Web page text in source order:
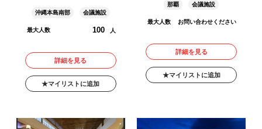
沖縄本島南部 会議施設
最大人数 100 人
詳細を見る
マイリストに追加
那覇 会議施設
最大人数 お問い合わせください
詳細を見る
マイリストに追加